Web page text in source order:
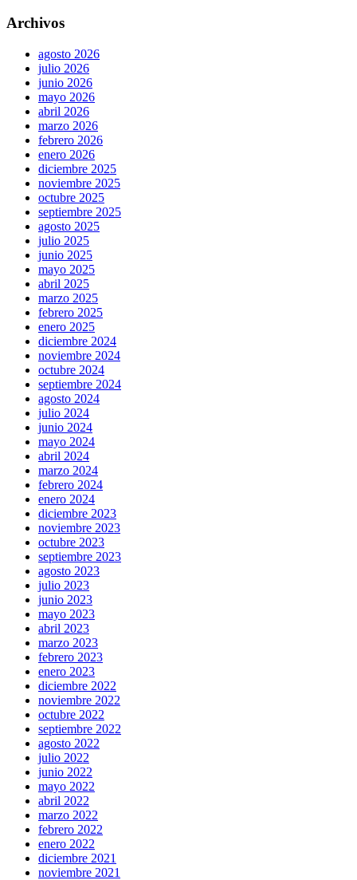
Archivos
agosto 2026
julio 2026
junio 2026
mayo 2026
abril 2026
marzo 2026
febrero 2026
enero 2026
diciembre 2025
noviembre 2025
octubre 2025
septiembre 2025
agosto 2025
julio 2025
junio 2025
mayo 2025
abril 2025
marzo 2025
febrero 2025
enero 2025
diciembre 2024
noviembre 2024
octubre 2024
septiembre 2024
agosto 2024
julio 2024
junio 2024
mayo 2024
abril 2024
marzo 2024
febrero 2024
enero 2024
diciembre 2023
noviembre 2023
octubre 2023
septiembre 2023
agosto 2023
julio 2023
junio 2023
mayo 2023
abril 2023
marzo 2023
febrero 2023
enero 2023
diciembre 2022
noviembre 2022
octubre 2022
septiembre 2022
agosto 2022
julio 2022
junio 2022
mayo 2022
abril 2022
marzo 2022
febrero 2022
enero 2022
diciembre 2021
noviembre 2021